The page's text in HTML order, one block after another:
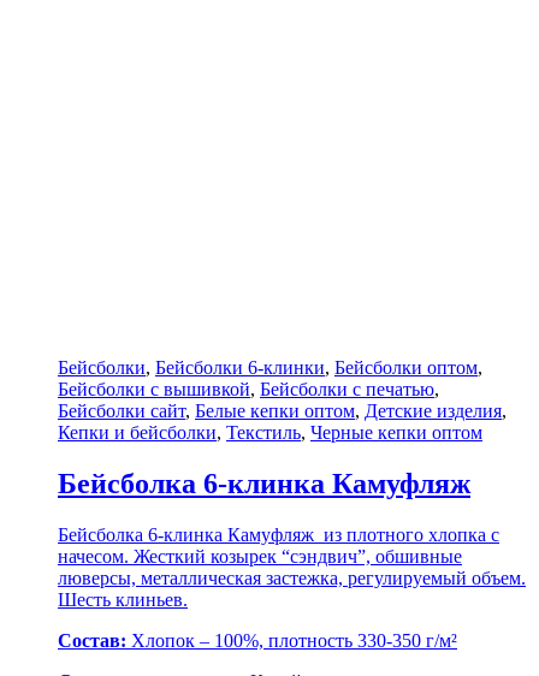
Бейсболки, Бейсболки 6-клинки, Бейсболки оптом,
Бейсболки с вышивкой, Бейсболки с печатью,
Бейсболки сайт, Белые кепки оптом, Детские изделия,
Кепки и бейсболки, Текстиль, Черные кепки оптом
Бейсболка 6-клинка Камуфляж
Бейсболка 6-клинка Камуфляж из плотного хлопка с
начесом. Жесткий козырек “сэндвич”, обшивные
люверсы, металлическая застежка, регулируемый объем.
Шесть клиньев.
Состав: Хлопок – 100%, плотность 330-350 г/м²